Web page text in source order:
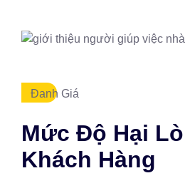
Đanh Giá
Mức Độ Hại
Khách Hàng